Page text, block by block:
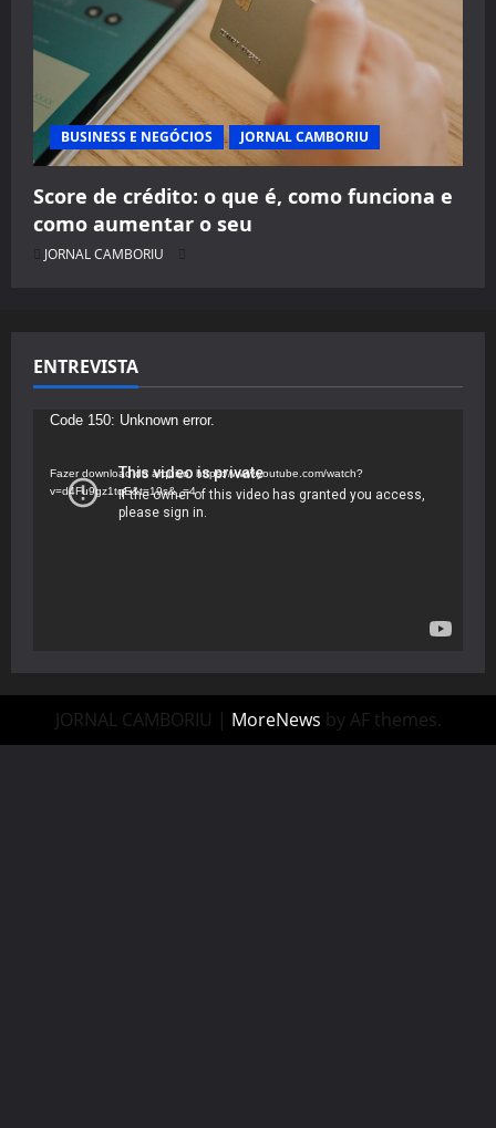
BUSINESS E NEGÓCIOS JORNAL CAMBORIU
Score de crédito: o que é, como funciona e
como aumentar o seu
JORNAL CAMBORIU
ENTREVISTA
Tocador
vídeo
Code 150: Unknown error.
Fazer download do arquivo: https://www.youtube.com/watch?
v=d4Fu9gz1tqE&t=19s&_=4
JORNAL CAMBORIU | MoreNews by AF themes.